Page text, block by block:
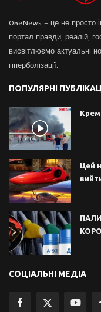
OneNews – це не просто
портал правди, реалій,
висвітлюємо актуальні
гіперболізації.
ПОПУЛЯРНІ
Цей
СОЦІАЛЬНІ МЕДІА